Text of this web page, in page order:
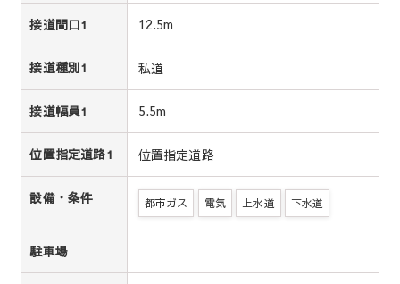
接道間口1 12.5m
接道種別1 私道
接道幅員1 5.5m
位置指定道路1 位置指定道路
設備・条件 都市ガス 電気 上水道 下水道
駐車場